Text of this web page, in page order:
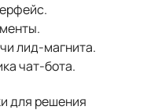
лид-магнита.
чат-бота.
для решения